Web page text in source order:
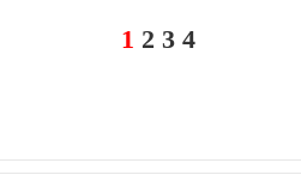
1 2 3 4